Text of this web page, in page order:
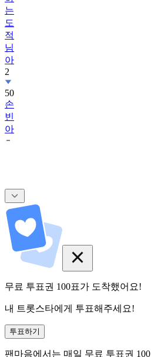
는
도
적
님
아
2
50
손
빈
아
무료 투표권 100표가 도착했어요!
내 트롯스타에게 투표해주세요!
투표하기
팬마음에서는 매일 무료 투표권 100